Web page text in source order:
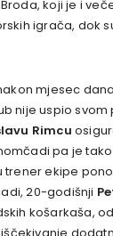
koji je i
igrača, dok
mjesec
nije uspio svom
Rimcu
pa je
trener ekipe
20-godišnji
košarkaša,